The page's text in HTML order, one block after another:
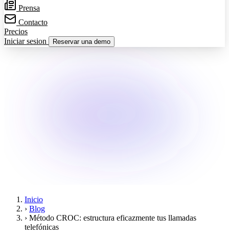
Prensa
Contacto
Precios
Iniciar sesion
Reservar una demo
Inicio
› Blog
› Método CROC: estructura eficazmente tus llamadas
telefónicas